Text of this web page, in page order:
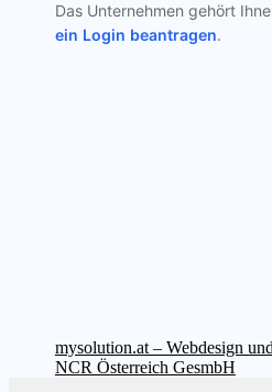
Das Unternehmen gehört
ein Login beantragen.
Beitragsnavigation
Vorheriger
Beitrag:
mysolution.at – Webdesign
Nächster
NCR Österreich GesmbH